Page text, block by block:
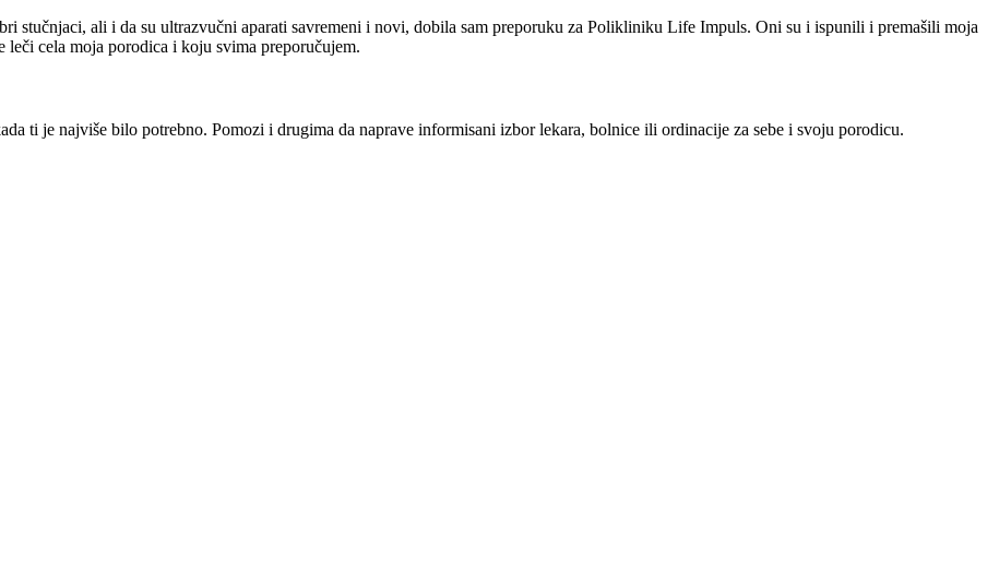
stučnjaci, ali i da su ultrazvučni aparati savremeni i novi, dobila sam preporuku za Polikliniku Life Impuls. Oni su i ispunili i premašili moja
cela moja porodica i koju svima preporučujem.
ti je najviše bilo potrebno. Pomozi i drugima da naprave informisani izbor lekara, bolnice ili ordinacije za sebe i svoju porodicu.